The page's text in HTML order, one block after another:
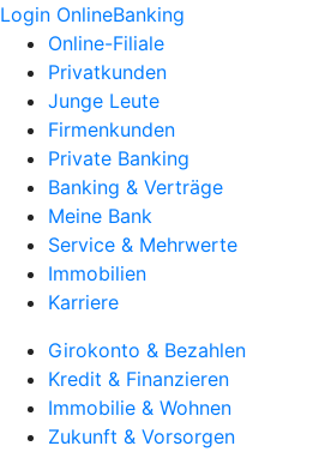
Login OnlineBanking
Online-Filiale
Privatkunden
Junge Leute
Firmenkunden
Private Banking
Banking & Verträge
Meine Bank
Service & Mehrwerte
Immobilien
Karriere
Girokonto & Bezahlen
Kredit & Finanzieren
Immobilie & Wohnen
Zukunft & Vorsorgen